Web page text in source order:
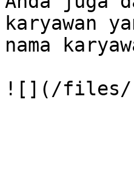
karyawan
nama